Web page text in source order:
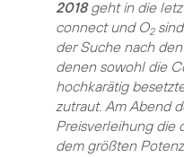
2018geht in die
connect und O2sind
der Suche nach den
denen sowohl die
hochkarätig
zutraut. Am Abend
Preisverleihung die
dem größten